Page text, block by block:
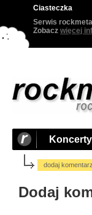
Ciasteczka
Serwis
Zobacz więcej
Koncerty
dodaj komentarz
Dodaj